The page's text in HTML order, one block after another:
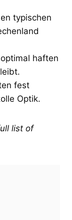
typischen
haften
fest
Optik.
list of